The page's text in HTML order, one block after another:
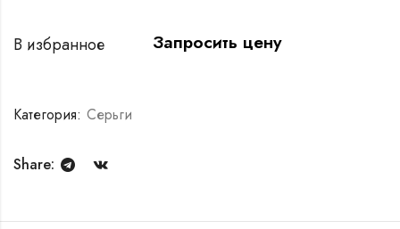
В избранное Запросить цену
Категория: Серьги
Share: